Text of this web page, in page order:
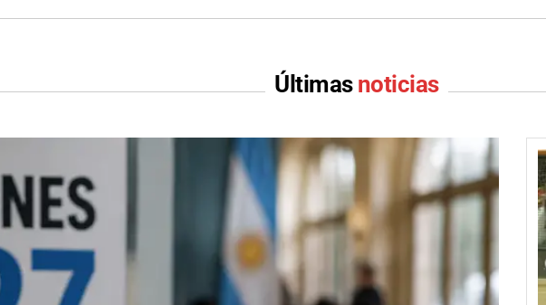
Últimas noticias